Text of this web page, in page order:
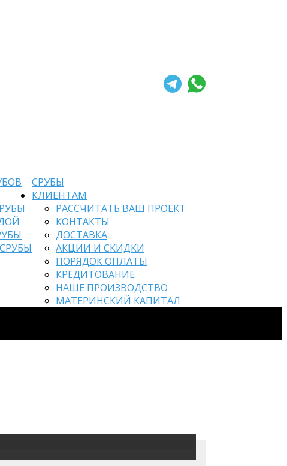
СРУБЫ
КЛИЕНТАМ
РАССЧИТАТЬ ВАШ ПРОЕКТ
КОНТАКТЫ
ДОСТАВКА
АКЦИИ И СКИДКИ
ПОРЯДОК ОПЛАТЫ
КРЕДИТОВАНИЕ
НАШЕ ПРОИЗВОДСТВО
МАТЕРИНСКИЙ КАПИТАЛ